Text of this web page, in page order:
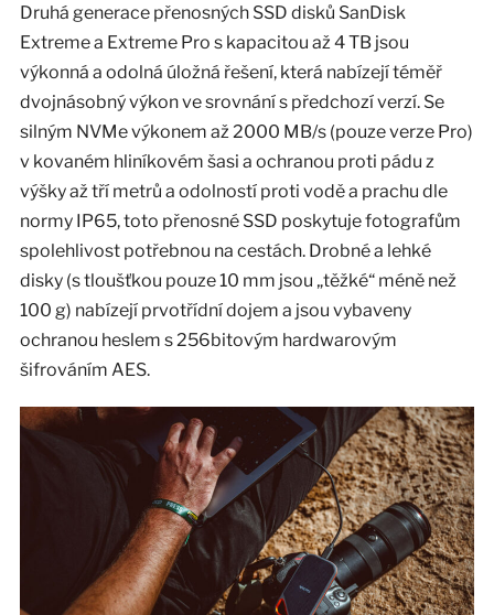
Druhá generace přenosných SSD disků SanDisk
Extreme a Extreme Pro s kapacitou až 4 TB jsou
výkonná a odolná úložná řešení, která nabízejí téměř
dvojnásobný výkon ve srovnání s předchozí verzí. Se
silným NVMe výkonem až 2000 MB/s (pouze verze Pro)
v kovaném hliníkovém šasi a ochranou proti pádu z
výšky až tří metrů a odolností proti vodě a prachu dle
normy IP65, toto přenosné SSD poskytuje fotografům
spolehlivost potřebnou na cestách. Drobné a lehké
disky (s tloušťkou pouze 10 mm jsou „těžké“ méně než
100 g) nabízejí prvotřídní dojem a jsou vybaveny
ochranou heslem s 256bitovým hardwarovým
šifrováním AES.